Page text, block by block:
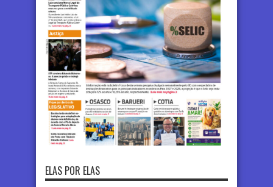
ELAS POR ELAS